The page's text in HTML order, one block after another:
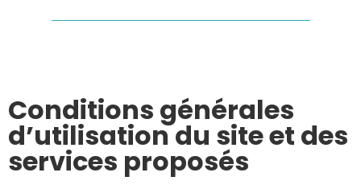
Conditions générales
d’utilisation du site et des
services proposés